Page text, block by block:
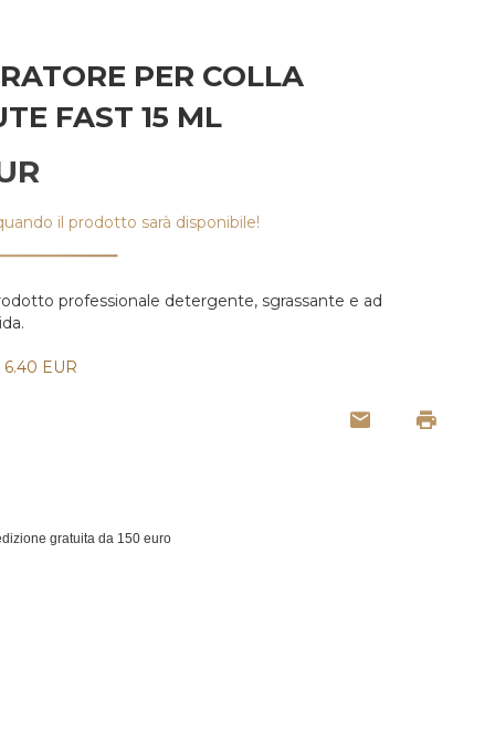
PER COLLA
FAST 15 ML
il prodotto sarà disponibile!
professionale detergente, sgrassante e ad
6.40 EUR
gratuita da 150 euro